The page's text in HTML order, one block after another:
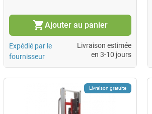
shopping_cartAjouter au panier
Expédié par le
fournisseur
Livraison estimée
en 3-10 jours
Livraison gratuite